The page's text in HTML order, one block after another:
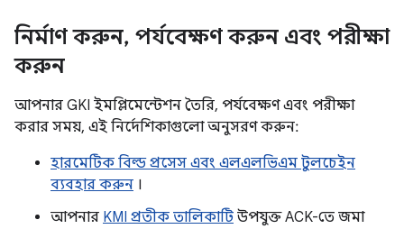
নির্মাণ করুন, পর্যবেক্ষণ করুন এবং পরীক্ষা
করুন
আপনার GKI ইমপ্লিমেন্টেশন তৈরি, পর্যবেক্ষণ এবং পরীক্ষা
করার সময়, এই নির্দেশিকাগুলো অনুসরণ করুন:
হারমেটিক বিল্ড প্রসেস এবং এলএলভিএম টুলচেইন
ব্যবহার করুন ।
আপনার KMI প্রতীক তালিকাটি উপযুক্ত ACK-তে জমা